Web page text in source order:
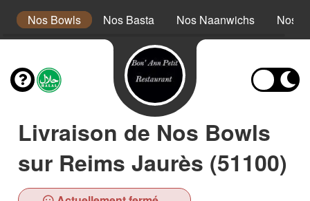
Nos Bowls Nos Basta Nos Naanwichs Nos
Livraison de Nos Bowls
sur Reims Jaurès (51100)